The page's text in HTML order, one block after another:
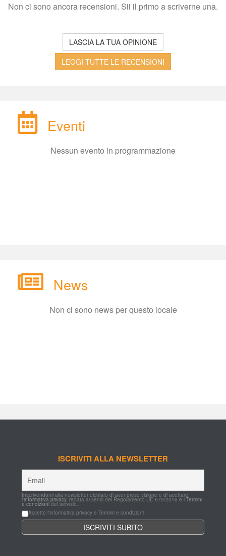
Non ci sono ancora recensioni. Sii il primo a scriverne una.
LASCIA LA TUA OPINIONE
LEGGI TUTTE LE RECENSIONI
Eventi
Nessun evento in programmazione
New
Non ci sono news per questo locale
ISCRIVITI ALLA NEWSLETTER
Inscrivendomi alla newsletter dichiaro di aver preso visione e di acettare
l'informativa privacy, redata ai sensi del Regolamento UE 679/2016 e i Termini
e condizioni del servizio.
Accetto l'informativa privacy e Termini e condizioni